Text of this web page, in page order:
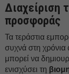
Διαχείριση
προσφοράς
Τα τεράστια
συχνά στη χρόνια
μπορεί να
ενισχύσει τη